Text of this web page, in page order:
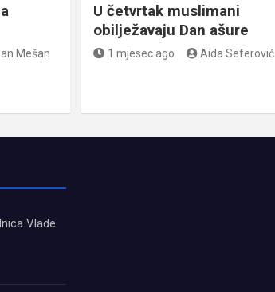
Mešan
U četvrtak muslimani
obilježavaju Dan ašure
1 mjesec ago Aida Seferović
Vlade